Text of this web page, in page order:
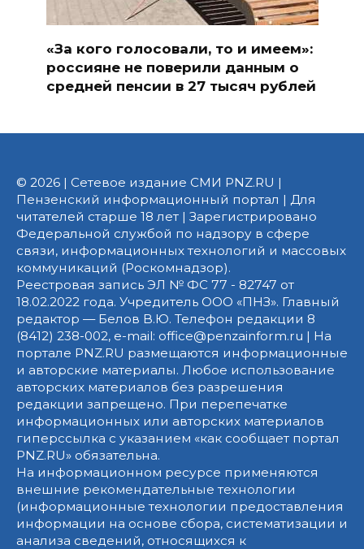
«За кого голосовали, то и имеем»:
россияне не поверили данным о
средней пенсии в 27 тысяч рублей
© 2026 | Сетевое издание СМИ PNZ.RU |
Пензенский информационный портал | Для
читателей старше 18 лет | Зарегистрировано
Федеральной службой по надзору в сфере
связи, информационных технологий и массовых
коммуникаций (Роскомнадзор).
Реестровая запись ЭЛ № ФС 77 - 82747 от
18.02.2022 года. Учредитель ООО «ПНЗ». Главный
редактор — Белов В.Ю. Телефон редакции 8
(8412) 238-002, e-mail: office@penzainform.ru | На
портале PNZ.RU размещаются информационные
и авторские материалы. Любое использование
авторских материалов без разрешения
редакции запрещено. При перепечатке
информационных или авторских материалов
гиперссылка с указанием «как сообщает портал
PNZ.RU» обязательна.
На информационном ресурсе применяются
внешние рекомендательные технологии
(информационные технологии предоставления
информации на основе сбора, систематизации и
анализа сведений, относящихся к